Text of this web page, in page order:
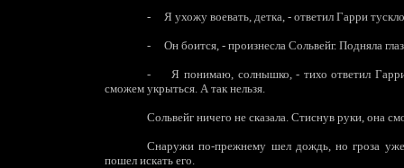
- Я ухожу воевать, детка, - ответил Гарри
- Он боится, - произнесла Сольвейг. Подняла
-
Я понимаю, солнышко, - тихо ответил
сможем укрыться. А так нельзя.
Сольвейг ничего не сказала. Стиснув руки, она
Снаружи по-прежнему шел дождь, но гроза
пошел искать его.